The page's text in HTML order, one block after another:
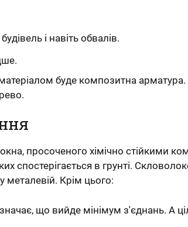
і навіть обвалів.
буде композитна арматура.
просоченого хімічно стійкими
спостерігається в грунті.
металевій. Крім цього:
що вийде мінімум з'єднань. А